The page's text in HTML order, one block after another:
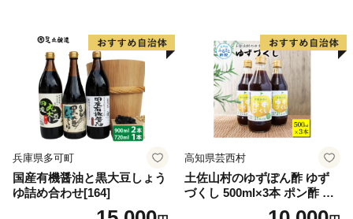
兵庫県多可町
国産有機醤油と黒大豆しょう
ゆ詰め合わせ[164]
高知県芸西村
土佐山村のゆずぽん酢 ゆず
づくし 500ml×3本 ポン酢 ポ
ンズ ゆず 柚子 調味料 さっぱ